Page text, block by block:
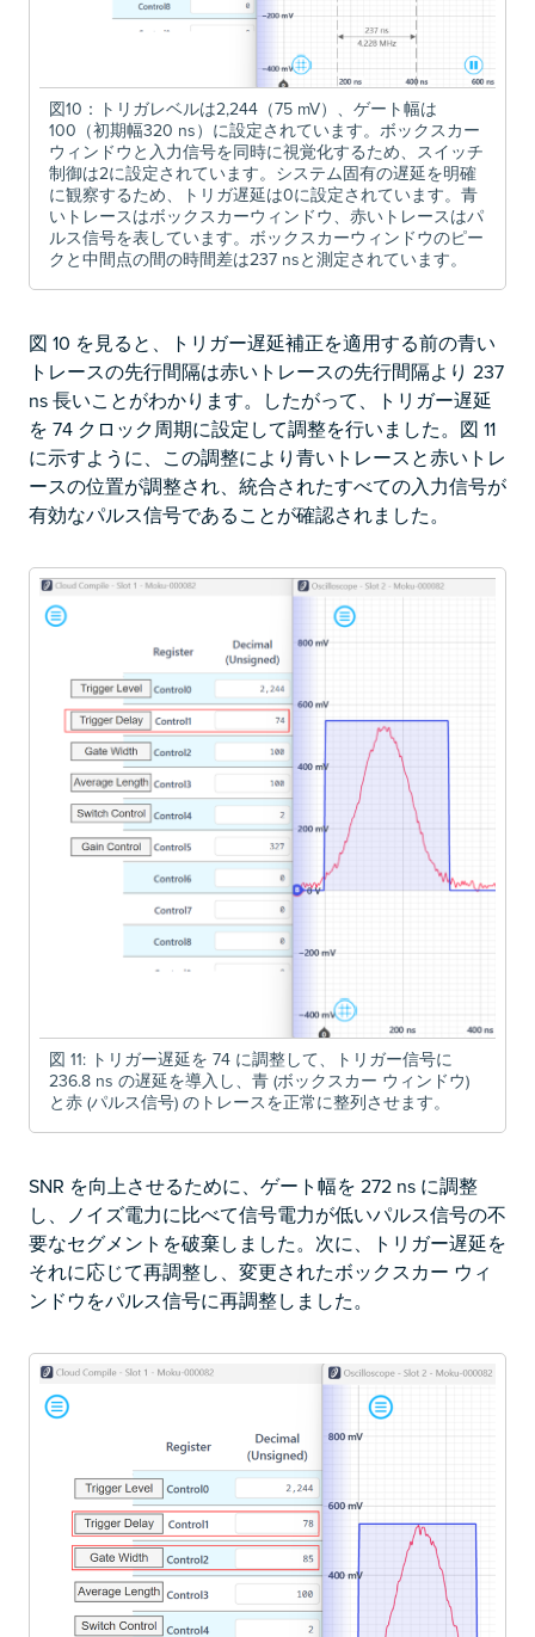
図10：トリガレベルは2,244（75 mV）、ゲート幅は
100（初期幅320 ns）に設定されています。ボックスカー
ウィンドウと入力信号を同時に視覚化するため、スイッチ
制御は2に設定されています。システム固有の遅延を明確
に観察するため、トリガ遅延は0に設定されています。青
いトレースはボックスカーウィンドウ、赤いトレースはパ
ルス信号を表しています。ボックスカーウィンドウのピー
クと中間点の間の時間差は237 nsと測定されています。
図 10 を見ると、トリガー遅延補正を適用する前の青い
トレースの先行間隔は赤いトレースの先行間隔より 237
ns 長いことがわかります。したがって、トリガー遅延
を 74 クロック周期に設定して調整を行いました。図 11
に示すように、この調整により青いトレースと赤いトレ
ースの位置が調整され、統合されたすべての入力信号が
有効なパルス信号であることが確認されました。
図 11: トリガー遅延を 74 に調整して、トリガー信号に
236.8 ns の遅延を導入し、青 (ボックスカー ウィンドウ)
と赤 (パルス信号) のトレースを正常に整列させます。
SNR を向上させるために、ゲート幅を 272 ns に調整
し、ノイズ電力に比べて信号電力が低いパルス信号の不
要なセグメントを破棄しました。次に、トリガー遅延を
それに応じて再調整し、変更されたボックスカー ウィ
ンドウをパルス信号に再調整しました。